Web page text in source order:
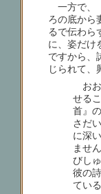
一方で、
ろの底から
るで伝わら
に、姿だけ
ですから、
じられて、
おお
せる
首』
さだ
に深
ませ
びし
彼の
てい